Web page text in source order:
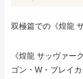
双極篇での《煌龍
《煌龍 サッヴァー
ゴン・W・ブレイ